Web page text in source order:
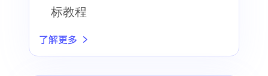
标教程
了解更多